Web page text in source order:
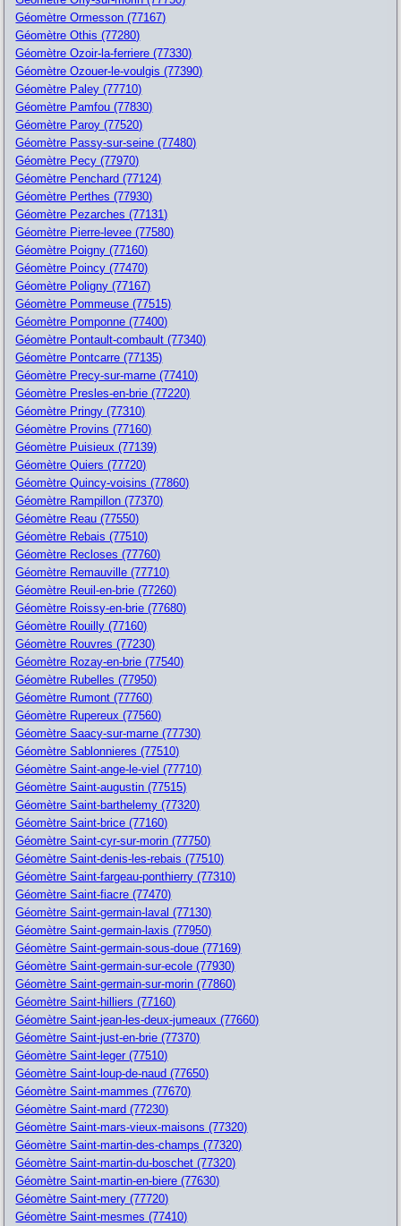
Géomètre Ormesson (77167)
Géomètre Othis (77280)
Géomètre Ozoir-la-ferriere (77330)
Géomètre Ozouer-le-voulgis (77390)
Géomètre Paley (77710)
Géomètre Pamfou (77830)
Géomètre Paroy (77520)
Géomètre Passy-sur-seine (77480)
Géomètre Pecy (77970)
Géomètre Penchard (77124)
Géomètre Perthes (77930)
Géomètre Pezarches (77131)
Géomètre Pierre-levee (77580)
Géomètre Poigny (77160)
Géomètre Poincy (77470)
Géomètre Poligny (77167)
Géomètre Pommeuse (77515)
Géomètre Pomponne (77400)
Géomètre Pontault-combault (77340)
Géomètre Pontcarre (77135)
Géomètre Precy-sur-marne (77410)
Géomètre Presles-en-brie (77220)
Géomètre Pringy (77310)
Géomètre Provins (77160)
Géomètre Puisieux (77139)
Géomètre Quiers (77720)
Géomètre Quincy-voisins (77860)
Géomètre Rampillon (77370)
Géomètre Reau (77550)
Géomètre Rebais (77510)
Géomètre Recloses (77760)
Géomètre Remauville (77710)
Géomètre Reuil-en-brie (77260)
Géomètre Roissy-en-brie (77680)
Géomètre Rouilly (77160)
Géomètre Rouvres (77230)
Géomètre Rozay-en-brie (77540)
Géomètre Rubelles (77950)
Géomètre Rumont (77760)
Géomètre Rupereux (77560)
Géomètre Saacy-sur-marne (77730)
Géomètre Sablonnieres (77510)
Géomètre Saint-ange-le-viel (77710)
Géomètre Saint-augustin (77515)
Géomètre Saint-barthelemy (77320)
Géomètre Saint-brice (77160)
Géomètre Saint-cyr-sur-morin (77750)
Géomètre Saint-denis-les-rebais (77510)
Géomètre Saint-fargeau-ponthierry (77310)
Géomètre Saint-fiacre (77470)
Géomètre Saint-germain-laval (77130)
Géomètre Saint-germain-laxis (77950)
Géomètre Saint-germain-sous-doue (77169)
Géomètre Saint-germain-sur-ecole (77930)
Géomètre Saint-germain-sur-morin (77860)
Géomètre Saint-hilliers (77160)
Géomètre Saint-jean-les-deux-jumeaux (77660)
Géomètre Saint-just-en-brie (77370)
Géomètre Saint-leger (77510)
Géomètre Saint-loup-de-naud (77650)
Géomètre Saint-mammes (77670)
Géomètre Saint-mard (77230)
Géomètre Saint-mars-vieux-maisons (77320)
Géomètre Saint-martin-des-champs (77320)
Géomètre Saint-martin-du-boschet (77320)
Géomètre Saint-martin-en-biere (77630)
Géomètre Saint-mery (77720)
Géomètre Saint-mesmes (77410)